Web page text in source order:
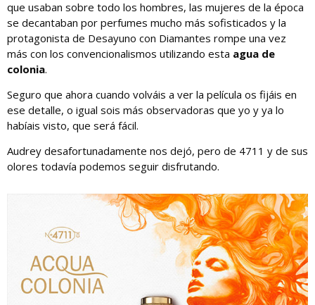
que usaban sobre todo los hombres, las mujeres de la época
se decantaban por perfumes mucho más sofisticados y la
protagonista de Desayuno con Diamantes rompe una vez
más con los convencionalismos utilizando esta agua de
colonia.
Seguro que ahora cuando volváis a ver la película os fijáis en
ese detalle, o igual sois más observadoras que yo y ya lo
habíais visto, que será fácil.
Audrey desafortunadamente nos dejó, pero de 4711 y de sus
olores todavía podemos seguir disfrutando.